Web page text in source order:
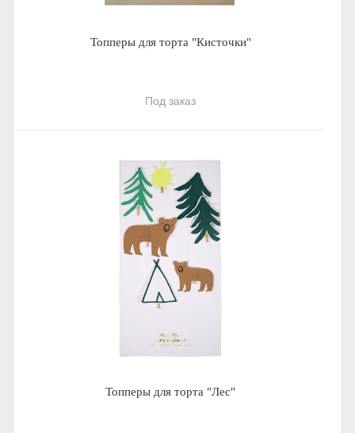
Топперы для торта "Кисточки"
Под заказ
Топперы для торта "Лес"